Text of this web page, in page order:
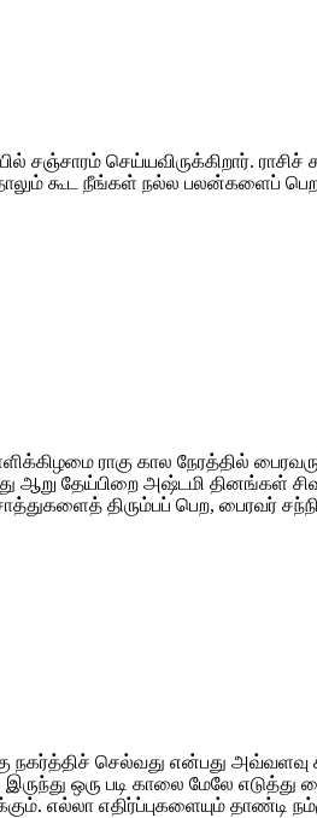
சஞ்சாரம் செய்யவிருக்கிறார்.
கூட நீங்கள் நல்ல பலன்களைப்
ராகு கால நேரத்தில்
ஆறு தேய்பிறை அஷ்டமி தினங்கள்
திரும்பப் பெற, பைரவர்
நகர்த்திச் செல்வது என்பது
ஒரு படி காலை மேலே
எல்லா எதிர்ப்புகளையும் தாண்டி